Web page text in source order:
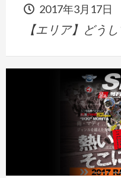
2017年3月17日
【エリア】どう